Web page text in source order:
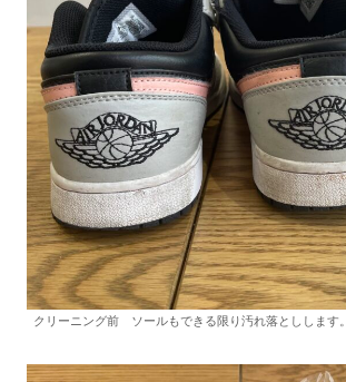
クリーニング前 ソールもできる限り汚れ落としします。